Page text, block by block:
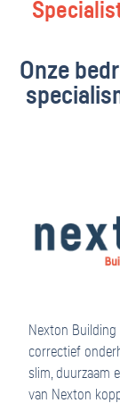
Onze
Nexton Building
correctief
slim, duurzaam
van Nexton